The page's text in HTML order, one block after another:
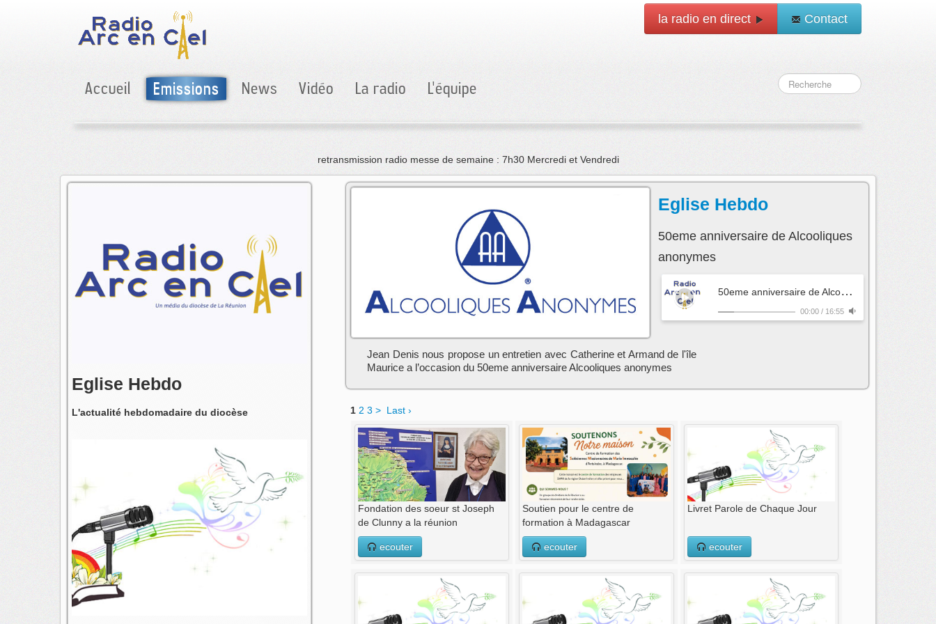
la radio en direct Contact
Accueil Emissions News Vidéo La radio L'équipe
retransmission radio messe de semaine : 7h30 Mercredi et Vendredi
Eglise Hebdo
L'actualité hebdomadaire du diocèse
Eglise Hebdo
50eme anniversaire de Alcooliques
anonymes
5
0eme anniversaire de Alcooliques anonymes
00:00/ 16:55
Jean Denis nous propose un entretien avec Catherine et Armand de l'île
Maurice a l’occasion du 50eme anniversaire Alcooliques anonymes
1 2 3 > Last ›
Fondation des soeur st Joseph
de Clunny a la réunion
ecouter
Soutien pour le centre de
formation à Madagascar
ecouter
Livret Parole de Chaque Jour
ecouter